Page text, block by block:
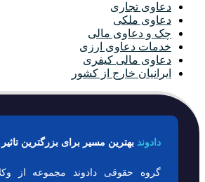
دعاوی تجاری
دعاوی ملکی
چک و دعاوی مالی
خدمات دعاوی ارزی
دعاوی مالی کیفری
ایرانیان خارج از کشور
دادوند بهترین مسیر برای بزرگترین تاثیر
گروه حقوقی دادوند مجموعه از